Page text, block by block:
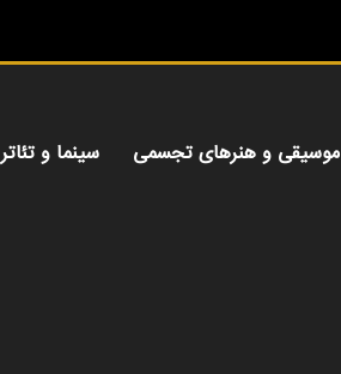
موسیقی و هنرهای تجسمی سینما و تئاتر